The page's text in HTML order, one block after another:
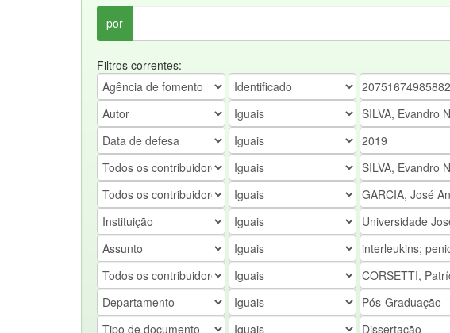
por
Filtros correntes: